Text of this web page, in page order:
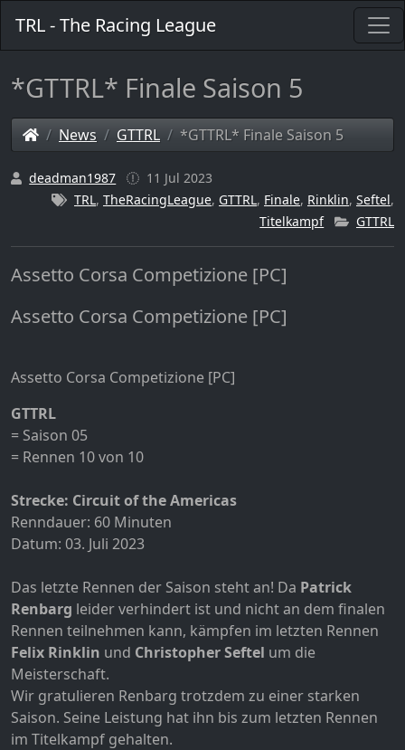
TRL - The Racing League
*GTTRL* Finale Saison 5
News GTTRL *GTTRL* Finale Saison 5
deadman1987
11 Jul 2023
TRL, TheRacingLeague, GTTRL, Finale, Rinklin, Seftel,
Titelkampf
GTTRL
Assetto Corsa Competizione [PC]
Assetto Corsa Competizione [PC]
Assetto Corsa Competizione [PC]
GTTRL
= Saison 05
= Rennen 10 von 10
Strecke: Circuit of the Americas
Renndauer: 60 Minuten
Datum: 03. Juli 2023
Das letzte Rennen der Saison steht an! Da Patrick
Renbarg leider verhindert ist und nicht an dem finalen
Rennen teilnehmen kann, kämpfen im letzten Rennen
Felix Rinklin und Christopher Seftel um die
Meisterschaft.
Wir gratulieren Renbarg trotzdem zu einer starken
Saison. Seine Leistung hat ihn bis zum letzten Rennen
im Titelkampf gehalten.